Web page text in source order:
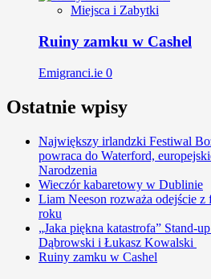
Miejsca i Zabytki
Ruiny zamku w Cashel
Emigranci.ie 0
Ostatnie wpisy
Największy irlandzki Festiwal
powraca do Waterford,
Narodzenia
Wieczór kabaretowy w Dublinie
Liam Neeson rozważa odejście
roku
„Jaka piękna katastrofa” Stand-
Dąbrowski i Łukasz Kowalski
Ruiny zamku w Cashel